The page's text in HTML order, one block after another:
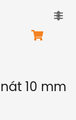
NÁKUPNÍ
10 mm